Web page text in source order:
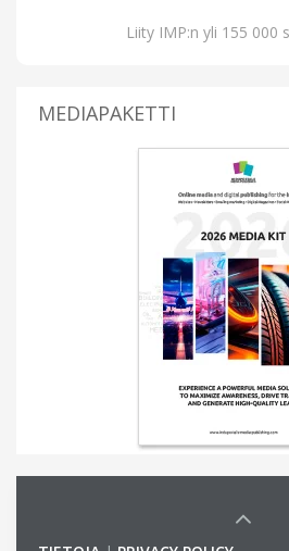
Liity IMP:n yli 155 000
MEDIAPAKETTI